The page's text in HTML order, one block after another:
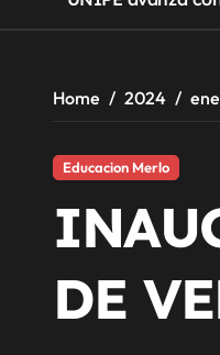
Home 2024
Educacion Merlo
DE